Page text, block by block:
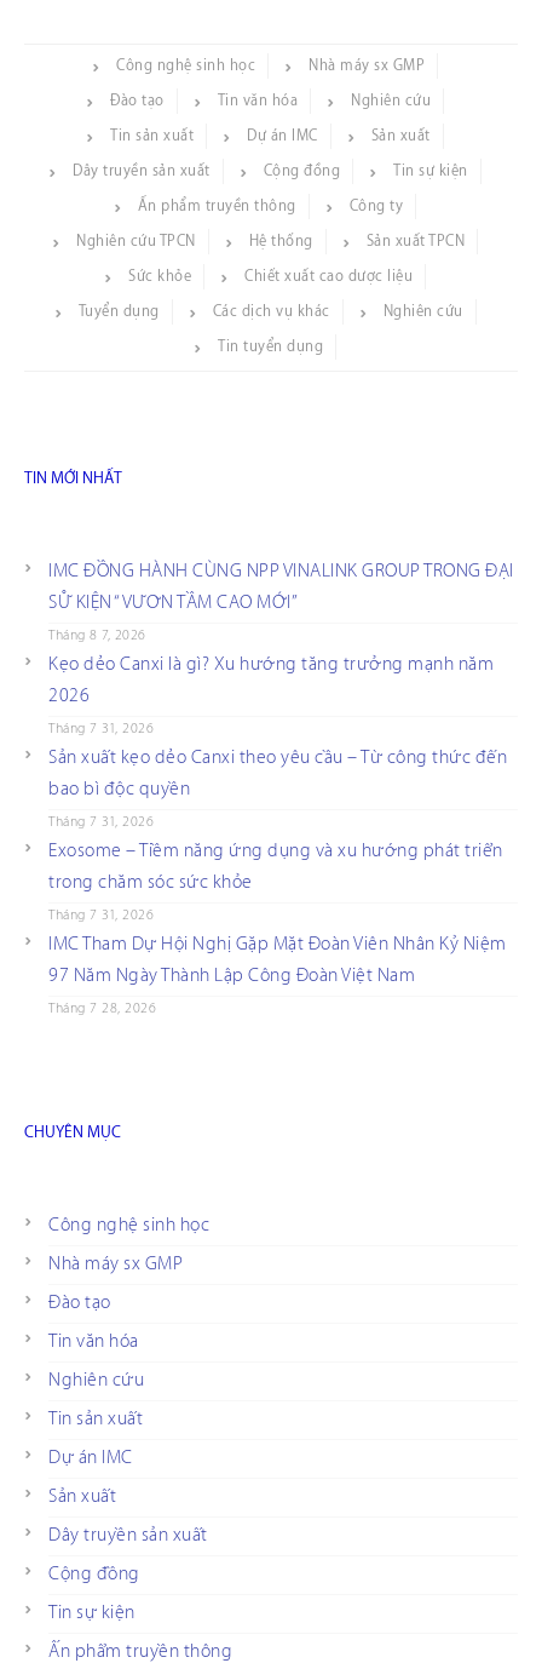
Công nghệ sinh học Nhà máy sx GMP
Đào tạo Tin văn hóa Nghiên cứu
Tin sản xuất Dự án IMC Sản xuất
Dây truyền sản xuất Cộng đồng Tin sự kiện
Ấn phẩm truyền thông Công ty
Nghiên cứu TPCN Hệ thống Sản xuất TPCN
Sức khỏe Chiết xuất cao dược liệu
Tuyển dụng Các dịch vụ khác Nghiên cứu
Tin tuyển dụng
TIN MỚI NHẤT
IMC ĐỒNG HÀNH CÙNG NPP VINALINK GROUP TRONG ĐẠI
SỰ KIỆN “VƯƠN TẦM CAO MỚI”
Tháng 8 7, 2026
Kẹo dẻo Canxi là gì? Xu hướng tăng trưởng mạnh năm
2026
Tháng 7 31, 2026
Sản xuất kẹo dẻo Canxi theo yêu cầu – Từ công thức đến
bao bì độc quyền
Tháng 7 31, 2026
Exosome – Tiềm năng ứng dụng và xu hướng phát triển
trong chăm sóc sức khỏe
Tháng 7 31, 2026
IMC Tham Dự Hội Nghị Gặp Mặt Đoàn Viên Nhân Kỷ Niệm
97 Năm Ngày Thành Lập Công Đoàn Việt Nam
Tháng 7 28, 2026
CHUYÊN MỤC
Công nghệ sinh học
Nhà máy sx GMP
Đào tạo
Tin văn hóa
Nghiên cứu
Tin sản xuất
Dự án IMC
Sản xuất
Dây truyền sản xuất
Cộng đồng
Tin sự kiện
Ấn phẩm truyền thông